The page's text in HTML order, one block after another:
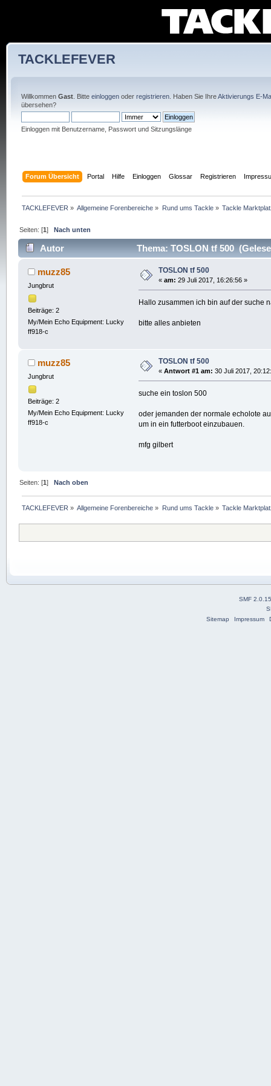
TACKLEFEVER
Willkommen Gast. Bitte einloggenoder registrieren. Haben Sie IhreAktivierungs E-
übersehen?
Einloggen mit Benutzername, Passwort und Sitzungslänge
Forum Übersicht Portal Hilfe Einloggen Glossar Registrieren
TACKLEFEVER » Allgemeine Forenbereiche » Rund ums Tackle» Tackle
Seiten: [1]Nach unten
Autor Thema: TOSLON tf 500
muzz85
Jungbrut
Beiträge: 2
My/Mein Echo Equipment: Lucky
ff918-c
TOSLON tf 500
« am: 29 Juli 2017, 16:26:56 »
Hallo zusammen ich bin auf der suche
bitte alles anbieten
muzz85
Jungbrut
Beiträge: 2
My/Mein Echo Equipment: Lucky
ff918-c
TOSLON tf 500
« Antwort #1 am: 30 Juli 2017,
suche ein toslon 500
oder jemanden der normale echolote
um in ein futterboot einzubauen.
mfg gilbert
Seiten: [1]Nach oben
TACKLEFEVER » Allgemeine Forenbereiche » Rund ums Tackle» Tackle
SMF 2.0.15
Sitemap
Impressum